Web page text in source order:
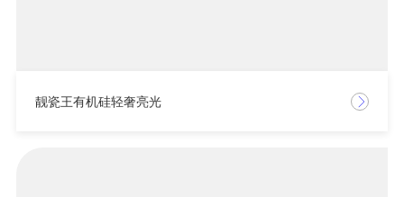
靓瓷王有机硅轻奢亮光